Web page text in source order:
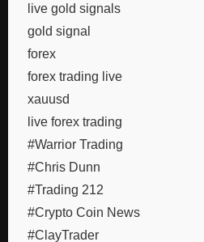
live gold signals
gold signal
forex
forex trading live
xauusd
live forex trading
#Warrior Trading
#Chris Dunn
#Trading 212
#Crypto Coin News
#ClayTrader